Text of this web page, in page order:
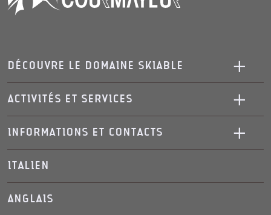
DÉCOUVRE LE DOMAINE SKIABLE
ACTIVITÉS ET SERVICES
INFORMATIONS ET CONTACTS
ITALIEN
ANGLAIS